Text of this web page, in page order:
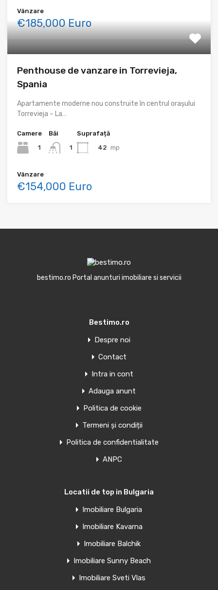
Vânzare
€185,000 Euro
Penthouse de vanzare in Torrevieja,
Spania
Apartamente moderne nou construite în centrul orașului
Torrevieja – La…
Camere
1
Băi
1
Suprafață
42 mp
Vânzare
€154,000 Euro
bestimo.ro Portal anunturi imobiliare si servicii
Bestimo.ro
Despre noi
Contact
Intra in cont
Adauga anunt
Politica de cookie
Termeni și condiții
Politica de confidentialitate
ANPC
Locatii de top in Bulgaria
Imobiliare Bulgaria
Imobiliare Kavarna
Imobiliare Balchik
Imobiliare Sunny Beach
Imobiliare Sveti Vlas